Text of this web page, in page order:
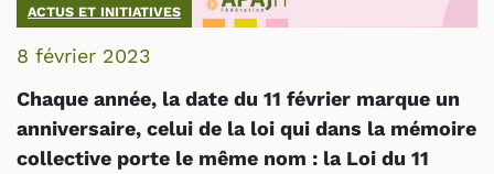
ACTUS ET INITIATIVES
8 février 2023
Chaque année, la date du 11 février marque un
anniversaire, celui de la loi qui dans la mémoire
collective porte le même nom : la Loi du 11